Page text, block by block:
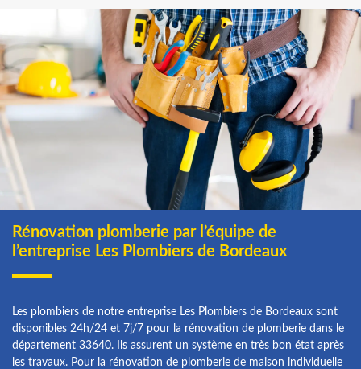
Rénovation plomberie par l’équipe de
l’entreprise Les Plombiers de Bordeaux
Les plombiers de notre entreprise Les Plombiers de Bordeaux sont
disponibles 24h/24 et 7j/7 pour la rénovation de plomberie dans le
département 33640. Ils assurent un système en très bon état après
les travaux. Pour la rénovation de plomberie de maison individuelle